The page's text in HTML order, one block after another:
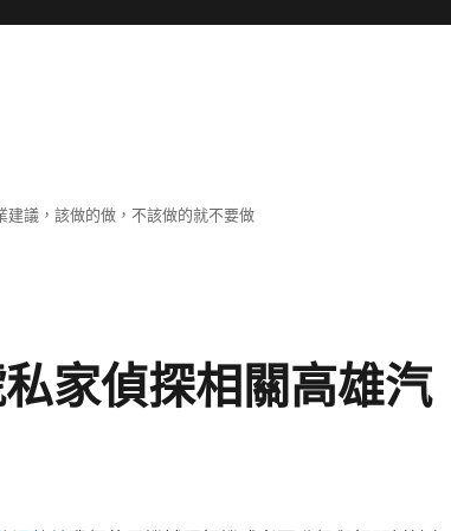
議，該做的做，不該做的就不要做
家偵探相關高雄汽